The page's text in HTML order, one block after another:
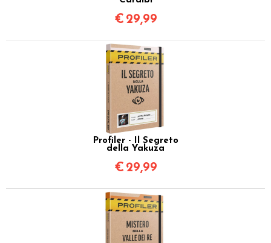
€ 29,99
Profiler - Il Segreto
della Yakuza
€ 29,99